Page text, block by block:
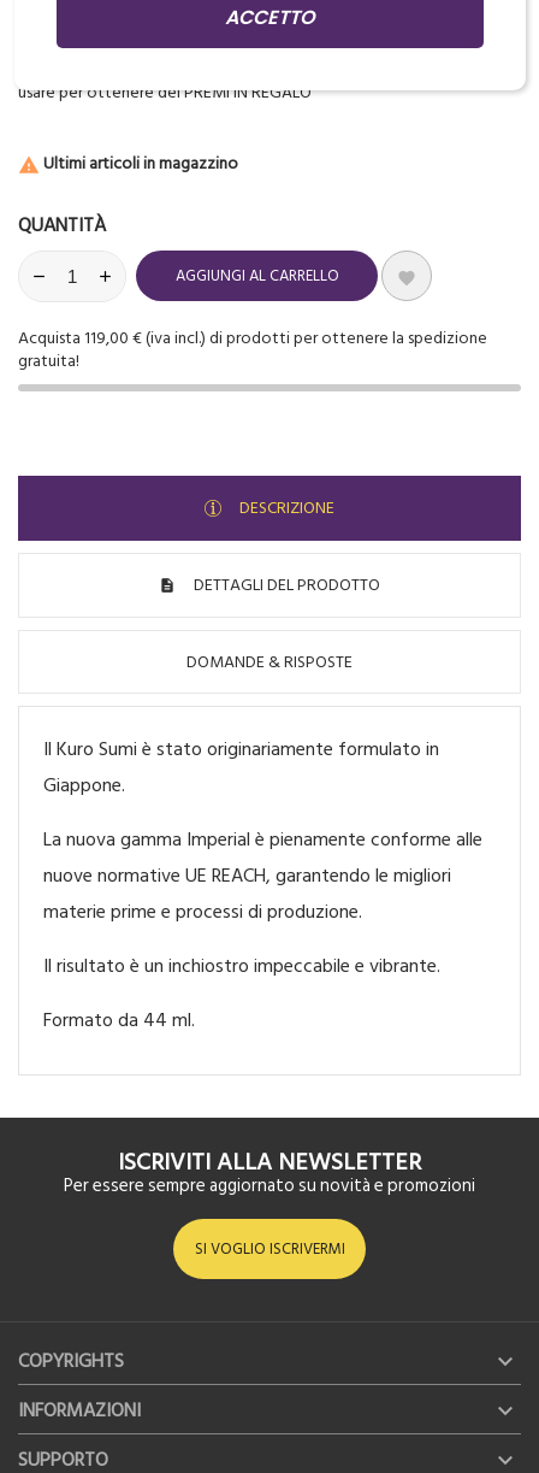
usare per ottenere dei PREMI IN REGALO
 Ultimi articoli in magazzino
QUANTITÀ
AGGIUNGI AL CARRELLO 
Acquista 119,00 € (iva incl.) di prodotti per ottenere la spedizione
gratuita!
DESCRIZIONE
DETTAGLI DEL PRODOTTO
DOMANDE & RISPOSTE
Il Kuro Sumi è stato originariamente formulato in
Giappone.
La nuova gamma Imperial è pienamente conforme alle
nuove normative UE REACH, garantendo le migliori
materie prime e processi di produzione.
Il risultato è un inchiostro impeccabile e vibrante.
Formato da 44 ml.
ISCRIVITI ALLA NEWSLETTER
Per essere sempre aggiornato su novità e promozioni
SI VOGLIO ISCRIVERMI
COPYRIGHTS 
INFORMAZIONI 
SUPPORTO 
ACCETTO